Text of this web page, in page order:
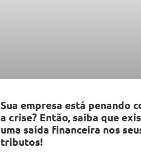
Sua empresa está penando
a crise? Então, saiba que
uma saída financeira nos
tributos!